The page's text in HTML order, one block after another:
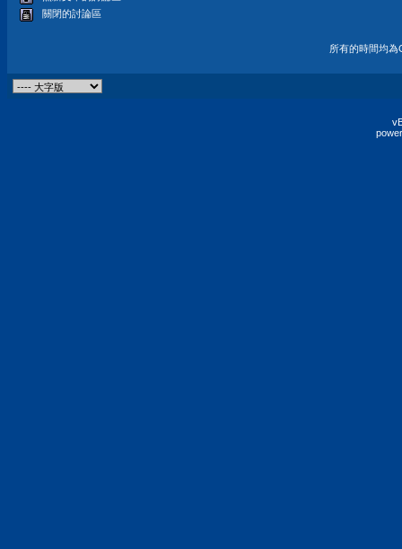
關閉的討論區
所有的時間均為